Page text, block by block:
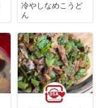
冷やしなめこうど
ん